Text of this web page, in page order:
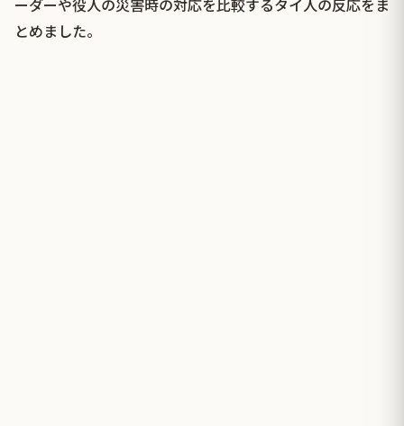
ーダーや役人の災害時の対応を比較するタイ人の反応をま
とめました。